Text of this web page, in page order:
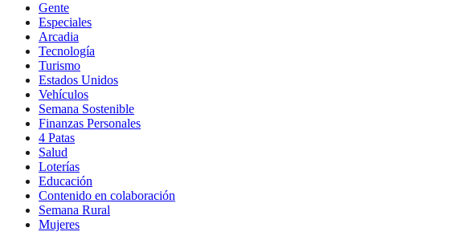
Gente
Especiales
Arcadia
Tecnología
Turismo
Estados Unidos
Vehículos
Semana Sostenible
Finanzas Personales
4 Patas
Salud
Loterías
Educación
Contenido en colaboración
Semana Rural
Mujeres